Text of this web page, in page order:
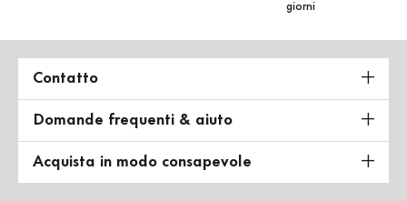
giorni
Contatto
Domande frequenti & aiuto
Acquista in modo consapevole